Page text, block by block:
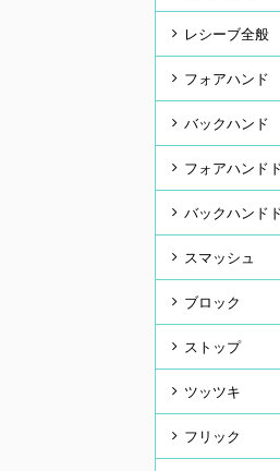
レシーブ全般
フォアハンド
バックハンド
フォアハンド
バックハンド
スマッシュ
ブロック
ストップ
ツッツキ
フリック